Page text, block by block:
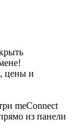
цены и
meConnect
из панели